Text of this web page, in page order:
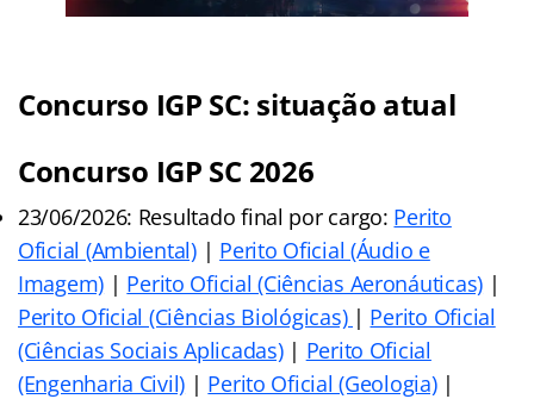
Concurso IGP SC: situação atual
Concurso IGP SC 2026
23/06/2026: Resultado final por cargo: Perito
Oficial (Ambiental)| Perito Oficial (Áudio e
Imagem) | Perito Oficial (Ciências Aeronáuticas) |
Perito Oficial (Ciências Biológicas) | Perito Oficial
(Ciências Sociais Aplicadas)| Perito Oficial
(Engenharia Civil) | Perito Oficial (Geologia)|